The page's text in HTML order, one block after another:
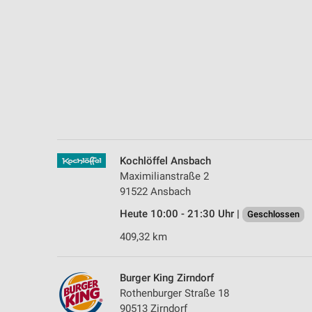
Kochlöffel Ansbach
Maximilianstraße 2
91522 Ansbach
Heute 10:00 - 21:30 Uhr |
Geschlossen
409,32 km
Burger King Zirndorf
Rothenburger Straße 18
90513 Zirndorf
Verwendung genauer Standortdaten
Geräte anhand von aktiv angeforderten Informationen
Funktional